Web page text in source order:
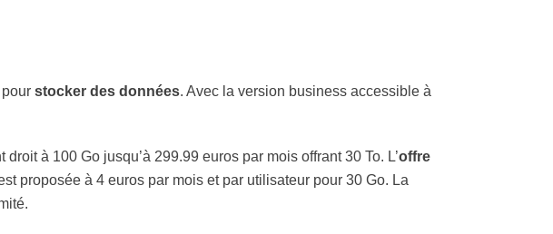
stocker des données. Avec la version business accessible à
à 100 Go jusqu’à 299.99 euros par mois offrant 30 To. L’offre
proposée à 4 euros par mois et par utilisateur pour 30 Go. La